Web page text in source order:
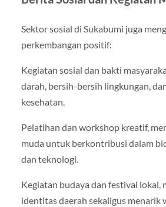
Sektor sosial di Sukabumi juga
perkembangan positif:
Kegiatan sosial dan bakti
darah, bersih-bersih lingkungan,
kesehatan.
Pelatihan dan workshop kreatif,
muda untuk berkontribusi dalam
dan teknologi.
Kegiatan budaya dan festival lokal,
identitas daerah sekaligus menarik